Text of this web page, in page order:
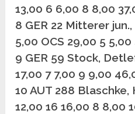
13,00 6 6,00 8 8,00
8 GER 22 Mitterer
5,00 OCS 29,00 5
9 GER 59 Stock,
17,00 7 7,00 9 9,00
10 AUT 288 Blaschke,
12,00 16 16,00 8 8,00